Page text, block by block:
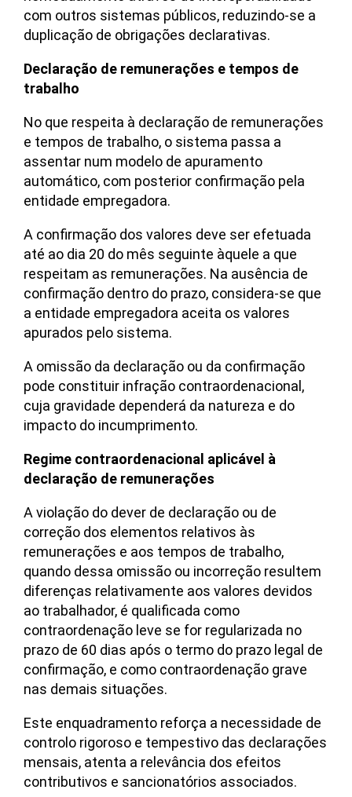
com outros sistemas públicos, reduzindo-se a
duplicação de obrigações declarativas.
Declaração de remunerações e tempos de
trabalho
No que respeita à declaração de remunerações
e tempos de trabalho, o sistema passa a
assentar num modelo de apuramento
automático, com posterior confirmação pela
entidade empregadora.
A confirmação dos valores deve ser efetuada
até ao dia 20 do mês seguinte àquele a que
respeitam as remunerações. Na ausência de
confirmação dentro do prazo, considera-se que
a entidade empregadora aceita os valores
apurados pelo sistema.
A omissão da declaração ou da confirmação
pode constituir infração contraordenacional,
cuja gravidade dependerá da natureza e do
impacto do incumprimento.
Regime contraordenacional aplicável à
declaração de remunerações
A violação do dever de declaração ou de
correção dos elementos relativos às
remunerações e aos tempos de trabalho,
quando dessa omissão ou incorreção resultem
diferenças relativamente aos valores devidos
ao trabalhador, é qualificada como
contraordenação leve se for regularizada no
prazo de 60 dias após o termo do prazo legal de
confirmação, e como contraordenação grave
nas demais situações.
Este enquadramento reforça a necessidade de
controlo rigoroso e tempestivo das declarações
mensais, atenta a relevância dos efeitos
contributivos e sancionatórios associados.